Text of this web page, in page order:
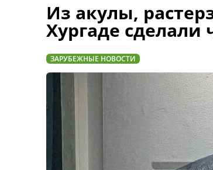
Из акулы,
Хургаде сделали
ЗАРУБЕЖНЫЕ НОВОСТИ